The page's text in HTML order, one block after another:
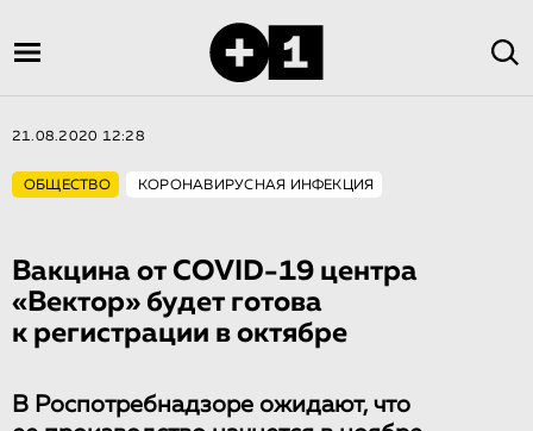
21.08.2020 12:28
ОБЩЕСТВО КОРОНАВИРУСНАЯ ИНФЕКЦИЯ
Вакцина от COVID-19 центра
«Вектор» будет готова
к регистрации в октябре
В Роспотребнадзоре ожидают, что